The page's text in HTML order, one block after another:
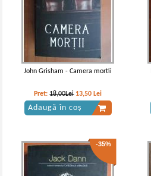
John Grisham - Camera mortii
Pret:18,00Lei 13,50 Lei
Adaugă în coș
-35%